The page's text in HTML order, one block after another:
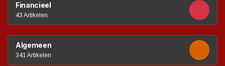
Financieel
43 Artikelen
Algemeen
341 Artikelen